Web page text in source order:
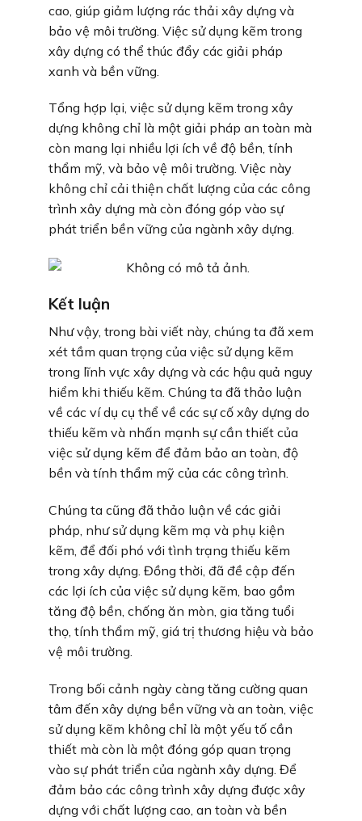
cao, giúp giảm lượng rác thải xây dựng và
bảo vệ môi trường. Việc sử dụng kẽm trong
xây dựng có thể thúc đẩy các giải pháp
xanh và bền vững.
Tổng hợp lại, việc sử dụng kẽm trong xây
dựng không chỉ là một giải pháp an toàn mà
còn mang lại nhiều lợi ích về độ bền, tính
thẩm mỹ, và bảo vệ môi trường. Việc này
không chỉ cải thiện chất lượng của các công
trình xây dựng mà còn đóng góp vào sự
phát triển bền vững của ngành xây dựng.
Kết luận
Như vậy, trong bài viết này, chúng ta đã xem
xét tầm quan trọng của việc sử dụng kẽm
trong lĩnh vực xây dựng và các hậu quả nguy
hiểm khi thiếu kẽm. Chúng ta đã thảo luận
về các ví dụ cụ thể về các sự cố xây dựng do
thiếu kẽm và nhấn mạnh sự cần thiết của
việc sử dụng kẽm để đảm bảo an toàn, độ
bền và tính thẩm mỹ của các công trình.
Chúng ta cũng đã thảo luận về các giải
pháp, như sử dụng kẽm mạ và phụ kiện
kẽm, để đối phó với tình trạng thiếu kẽm
trong xây dựng. Đồng thời, đã đề cập đến
các lợi ích của việc sử dụng kẽm, bao gồm
tăng độ bền, chống ăn mòn, gia tăng tuổi
thọ, tính thẩm mỹ, giá trị thương hiệu và bảo
vệ môi trường.
Trong bối cảnh ngày càng tăng cường quan
tâm đến xây dựng bền vững và an toàn, việc
sử dụng kẽm không chỉ là một yếu tố cần
thiết mà còn là một đóng góp quan trọng
vào sự phát triển của ngành xây dựng. Để
đảm bảo các công trình xây dựng được xây
dựng với chất lượng cao, an toàn và bền